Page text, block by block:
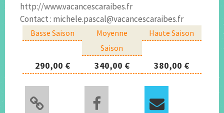
http://www.vacancescaraibes.fr
Contact : michele.pascal@vacancescaraibes.fr
Basse Saison
Moyenne
Saison
Haute Saison
290,00 € 340,00 € 380,00 €